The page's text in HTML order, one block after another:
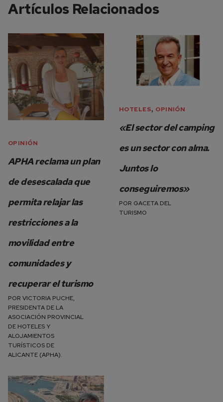
Artículos Relacionados
OPINIÓN
APHA reclama un plan
de desescalada que
permita relajar las
restricciones a la
movilidad entre
comunidades y
recuperar el turismo
POR VICTORIA PUCHE,
PRESIDENTA DE LA
ASOCIACIÓN PROVINCIAL
DE HOTELES Y
ALOJAMIENTOS
TURÍSTICOS DE
ALICANTE (APHA).
HOTELES, OPINIÓN
«El sector del camping
es un sector con alma.
Juntos lo
conseguiremos»
POR GACETA DEL
TURISMO